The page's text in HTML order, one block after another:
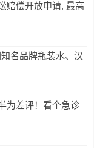
赔偿开放申请, 最高
名品牌瓶装水、汉
为差评！看个急诊